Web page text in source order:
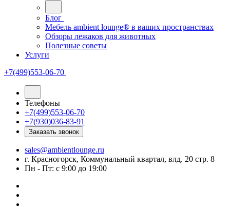
Блог
Мебель ambient lounge® в ваших пространствах
Обзоры лежаков для животных
Полезные советы
Услуги
+7(499)553-06-70
Телефоны
+7(499)553-06-70
+7(930)036-83-91
Заказать звонок
sales@ambientlounge.ru
г. Красногорск, Коммунальный квартал, влд. 20 стр. 8
Пн - Пт: с 9:00 до 19:00